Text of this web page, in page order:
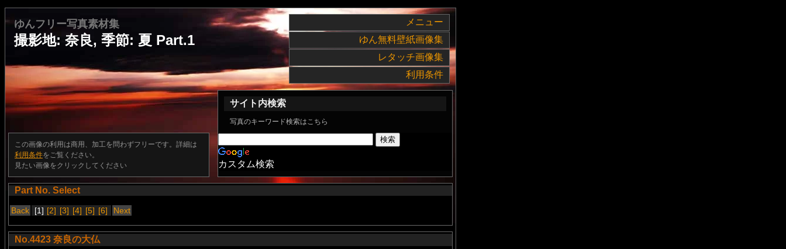
メニュー
ゆん無料壁紙画像集
レタッチ画像集
利用条件
ゆんフリー写真素材集
撮影地: 奈良, 季節: 夏 Part.1
この画像の利用は商用、加工を問わずフリーです。詳細は
利用条件をご覧ください。
見たい画像をクリックしてください
サイト内検索
写真のキーワード検索はこちら
カスタム検索
Part No. Select
Back [1] [2] [3] [4] [5] [6] Next
No.4423 奈良の大仏